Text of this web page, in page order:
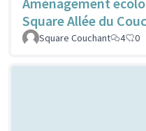
Square Allée du
Square Couchant
4 0